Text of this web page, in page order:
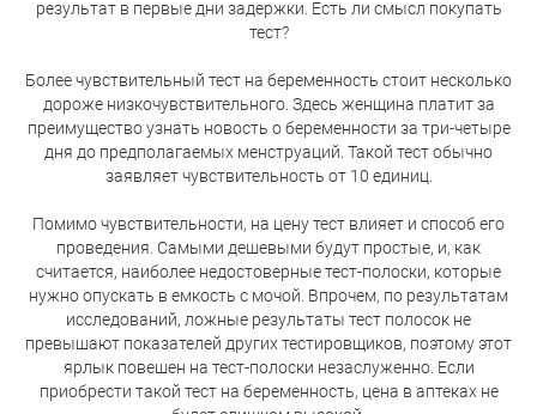
результат в первые дни задержки. Есть ли смысл покупать
тест?
Более чувствительный тест на беременность стоит несколько
дороже низкочувствительного. Здесь женщина платит за
преимущество узнать новость о беременности за три-четыре
дня до предполагаемых менструаций. Такой тест обычно
заявляет чувствительность от 10 единиц.
Помимо чувствительности, на цену тест влияет и способ его
проведения. Самыми дешевыми будут простые, и, как
считается, наиболее недостоверные тест-полоски, которые
нужно опускать в емкость с мочой. Впрочем, по результатам
исследований, ложные результаты тест полосок не
превышают показателей других тестировщиков, поэтому этот
ярлык повешен на тест-полоски незаслуженно. Если
приобрести такой тест на беременность, цена в аптеках не